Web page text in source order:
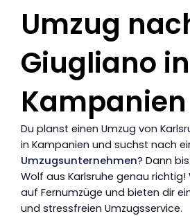
Umzug
Giugliano in
Kampanien
Du planst einen Umzug von
in Kampanien und suchst nach
Umzugsunternehmen? Dann
Wolf aus Karlsruhe genau richtig!
auf Fernumzüge und bieten dir
und stressfreien Umzugsservice.